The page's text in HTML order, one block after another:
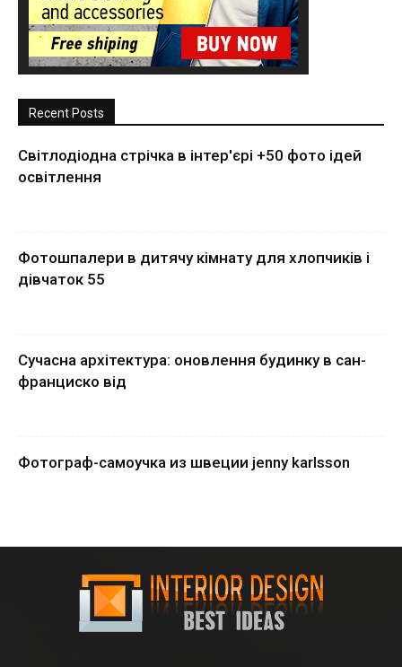
Recent Posts
Світлодіодна стрічка в інтер'єрі +50 фото ідей
освітлення
Фотошпалери в дитячу кімнату для хлопчиків і
дівчаток 55
Сучасна архітектура: оновлення будинку в сан-
франциско від
Фотограф-самоучка из швеции jenny karlsson